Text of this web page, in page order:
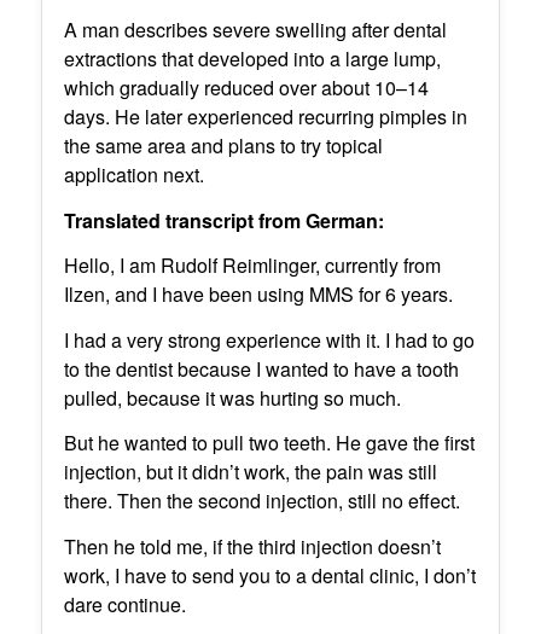
A man describes severe swelling after dental
extractions that developed into a large lump,
which gradually reduced over about 10–14
days. He later experienced recurring pimples in
the same area and plans to try topical
application next.
Translated transcript from German:
Hello, I am Rudolf Reimlinger, currently from
Ilzen, and I have been using MMS for 6 years.
I had a very strong experience with it. I had to go
to the dentist because I wanted to have a tooth
pulled, because it was hurting so much.
But he wanted to pull two teeth. He gave the first
injection, but it didn’t work, the pain was still
there. Then the second injection, still no effect.
Then he told me, if the third injection doesn’t
work, I have to send you to a dental clinic, I don’t
dare continue.